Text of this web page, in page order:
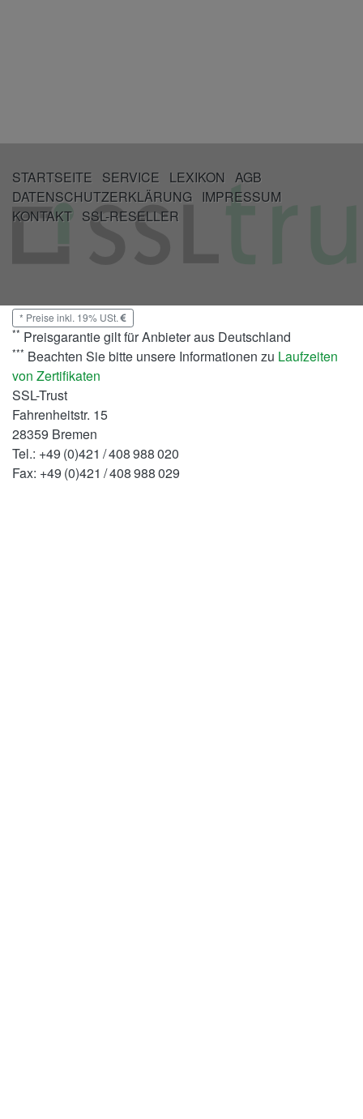
STARTSEITE SERVICE LEXIKON AGB
DATENSCHUTZERKLÄRUNG IMPRESSUM
KONTAKT SSL-RESELLER
* Preise inkl. 19% USt.
** Preisgarantie gilt für Anbieter aus Deutschland
*** Beachten Sie bitte unsere Informationen zu Laufzeiten
von Zertifikaten
SSL-Trust
Fahrenheitstr. 15
28359 Bremen
Tel.: +49 (0)421 / 408 988 020
Fax: +49 (0)421 / 408 988 029